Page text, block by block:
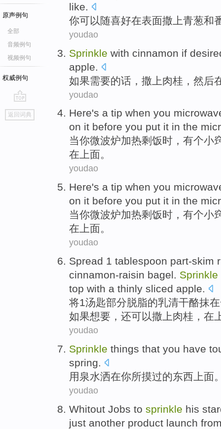
原声例句
全部
音频例句
视频例句
权威例句
go
top
返回词典
like.
你可以随喜好在表面撒 上青葱和
youdao
Sprinkle with cinnamon if
apple
如果需要的话 ， 撒上肉桂 ，然后
youdao
Here's a tip when you
on it before you put it in the
当你微波炉加热剩饭时， 有个小
在上面。
youdao
Here's a tip when you
on it before you put it in the
当你微波炉加热剩饭时， 有个小
在上面。
youdao
Spread 1 tablespoon part-skim
cinnamon-raisin bagel. Sprinkle
top with a thinly sliced apple.
将1汤匙部分脱脂的乳清干酪抹在
如果想要 ，还可以撒上肉桂，在
youdao
Sprinkle things that you have
spring.
用泉水洒在你所摸过的东西上面
youdao
Whitout Jobs to sprinkle his
just another product launch